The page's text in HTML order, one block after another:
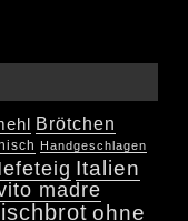
Brötchen
Handgeschlagen
Italien
madre
ohne